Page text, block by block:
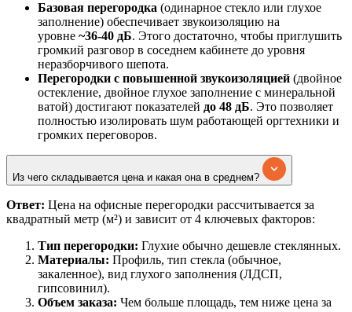
Базовая перегородка (одинарное стекло или глухое
заполнение) обеспечивает звукоизоляцию на
уровне ~36-40 дБ. Этого достаточно, чтобы приглушить
громкий разговор в соседнем кабинете до уровня
неразборчивого шепота.
Перегородки с повышенной звукоизоляцией (двойное
остекление, двойное глухое заполнение с минеральной
ватой) достигают показателей до 48 дБ. Это позволяет
полностью изолировать шум работающей оргтехники и
громких переговоров.
Из чего складывается цена и какая она в среднем?
Ответ: Цена на офисные перегородки рассчитывается за
квадратный метр (м²) и зависит от 4 ключевых факторов:
Тип перегородки: Глухие обычно дешевле стеклянных.
Материалы: Профиль, тип стекла (обычное,
закаленное), вид глухого заполнения (ЛДСП,
гипсовинил).
Объем заказа: Чем больше площадь, тем ниже цена за